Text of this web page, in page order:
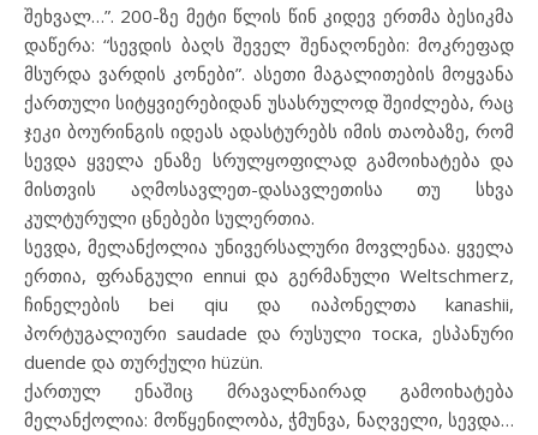
შეხვალ…”. 200-ზე მეტი წლის წინ კიდევ ერთმა ბესიკმა
დაწერა: “სევდის ბაღს შეველ შენაღონები: მოკრეფად
მსურდა ვარდის კონები”. ასეთი მაგალითების მოყვანა
ქართული სიტყვიერებიდან უსასრულოდ შეიძლება, რაც
ჯეკი ბოურინგის იდეას ადასტურებს იმის თაობაზე, რომ
სევდა ყველა ენაზე სრულყოფილად გამოიხატება და
მისთვის აღმოსავლეთ-დასავლეთისა თუ სხვა
კულტურული ცნებები სულერთია.
სევდა, მელანქოლია უნივერსალური მოვლენაა. ყველა
ერთია, ფრანგული ennui და გერმანული Weltschmerz,
ჩინელების bei qiu და იაპონელთა kanashii,
პორტუგალიური saudade და რუსული тоска, ესპანური
duende და თურქული hüzün.
ქართულ ენაშიც მრავალნაირად გამოიხატება
მელანქოლია: მოწყენილობა, ჭმუნვა, ნაღველი, სევდა…